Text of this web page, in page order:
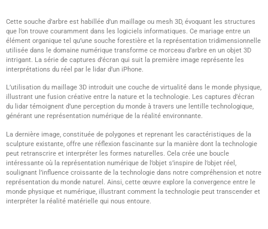
Cette souche d’arbre est habillée d’un maillage ou mesh 3D, évoquant les structures
que l’on trouve couramment dans les logiciels informatiques. Ce mariage entre un
élément organique tel qu’une souche forestière et la représentation tridimensionnelle
utilisée dans le domaine numérique transforme ce morceau d’arbre en un objet 3D
intrigant. La série de captures d’écran qui suit la première image représente les
interprétations du réel par le lidar d’un iPhone.
L’utilisation du maillage 3D introduit une couche de virtualité dans le monde physique,
illustrant une fusion créative entre la nature et la technologie. Les captures d’écran
du lidar témoignent d’une perception du monde à travers une lentille technologique,
générant une représentation numérique de la réalité environnante.
La dernière image, constituée de polygones et reprenant les caractéristiques de la
sculpture existante, offre une réflexion fascinante sur la manière dont la technologie
peut retranscrire et interpréter les formes naturelles. Cela crée une boucle
intéressante où la représentation numérique de l’objet s’inspire de l’objet réel,
soulignant l’influence croissante de la technologie dans notre compréhension et notre
représentation du monde naturel. Ainsi, cette œuvre explore la convergence entre le
monde physique et numérique, illustrant comment la technologie peut transcender et
interpréter la réalité matérielle qui nous entoure.